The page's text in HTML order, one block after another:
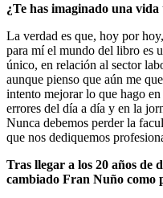
¿Te has imaginado una
La verdad es que, hoy por
para mí el mundo del libro es
único, en relación al sector
aunque pienso que aún me
intento mejorar lo que hago
errores del día a día y en la
Nunca debemos perder la
que nos dediquemos
Tras llegar a los 20 años de
cambiado Fran Nuño como